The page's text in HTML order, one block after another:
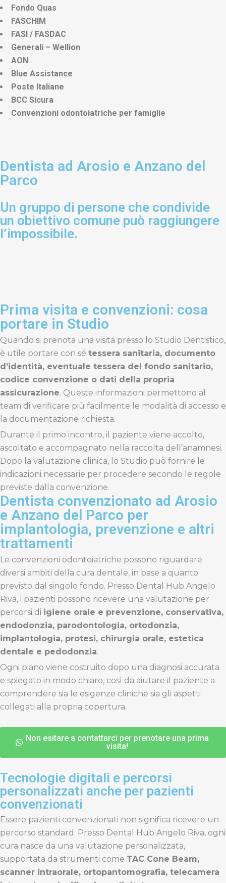
Fondo Quas
FASCHIM
FASI / FASDAC
Generali – Wellion
AON
Blue Assistance
Poste Italiane
BCC Sicura
Convenzioni odontoiatriche per famiglie
Dentista ad Arosio e Anzano del
Parco
Un gruppo di persone che condivide
un obiettivo comune può raggiungere
l’impossibile.
Prima visita e convenzioni: cosa
portare in Studio
Quando si prenota una visita presso lo Studio Dentistico,
è utile portare con sé tessera sanitaria, documento
d’identità, eventuale tessera del fondo sanitario,
codice convenzione o dati della propria
assicurazione. Queste informazioni permettono al
team di verificare più facilmente le modalità di accesso e
la documentazione richiesta.
Durante il primo incontro, il paziente viene accolto,
ascoltato e accompagnato nella raccolta dell’anamnesi.
Dopo la valutazione clinica, lo Studio può fornire le
indicazioni necessarie per procedere secondo le regole
previste dalla convenzione.
Dentista convenzionato ad Arosio
e Anzano del Parco per
implantologia, prevenzione e altri
trattamenti
Le convenzioni odontoiatriche possono riguardare
diversi ambiti della cura dentale, in base a quanto
previsto dal singolo fondo. Presso Dental Hub Angelo
Riva, i pazienti possono ricevere una valutazione per
percorsi di igiene orale e prevenzione, conservativa,
endodonzia, parodontologia, ortodonzia,
implantologia, protesi, chirurgia orale, estetica
dentale e pedodonzia.
Ogni piano viene costruito dopo una diagnosi accurata
e spiegato in modo chiaro, così da aiutare il paziente a
comprendere sia le esigenze cliniche sia gli aspetti
collegati alla propria copertura.
Non esitare a contattarci per prenotare una prima
visita!
Tecnologie digitali e percorsi
personalizzati anche per pazienti
convenzionati
Essere pazienti convenzionati non significa ricevere un
percorso standard. Presso Dental Hub Angelo Riva, ogni
cura nasce da una valutazione personalizzata,
supportata da strumenti come TAC Cone Beam,
scanner intraorale, ortopantomografia, telecamera